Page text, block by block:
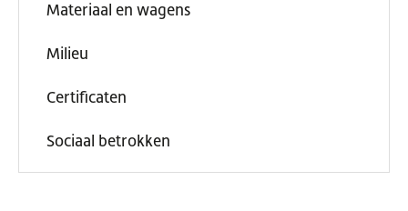
Materiaal en wagens
Milieu
Certificaten
Sociaal betrokken